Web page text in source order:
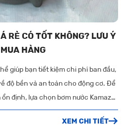
RẺ CÓ TỐT KHÔNG? LƯU Ý
HÀNG
giúp bạn tiết kiệm chi phí ban đầu,
độ bền và an toàn cho động cơ. Để
định, lựa chọn bơm nước Kamaz
như Quang Vinh là giải pháp tối ưu.
XEM CHI TIẾT